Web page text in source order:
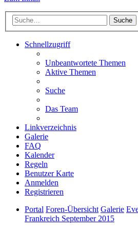
Suche
Schnellzugriff
Unbeantwortete Themen
Aktive Themen
Suche
Das Team
Linkverzeichnis
Galerie
FAQ
Kalender
Regeln
Benutzer Karte
Anmelden
Registrieren
Portal Foren-Übersicht Galerie
Frankreich September 2015